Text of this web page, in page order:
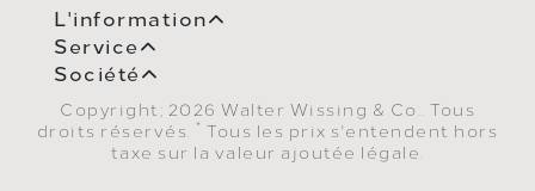
L'information
Service
Société
Copyright; 2026 Walter Wissing & Co.. Tous
droits réservés.
* Tous les prix s'entendent hors
taxe sur la valeur ajoutée légale.